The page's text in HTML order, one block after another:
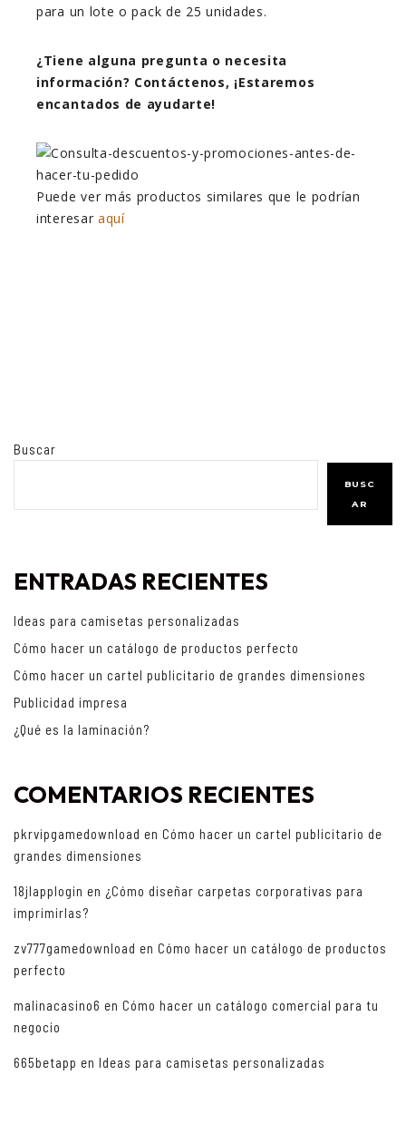
para un lote o pack de 25 unidades.
¿Tiene alguna pregunta o necesita
información? Contáctenos, ¡Estaremos
encantados de ayudarte!
Puede ver más productos similares que le podrían
interesar aquí
Buscar
BUSC
AR
ENTRADAS RECIENTES
Ideas para camisetas personalizadas
Cómo hacer un catálogo de productos perfecto
Cómo hacer un cartel publicitario de grandes dimensiones
Publicidad impresa
¿Qué es la laminación?
COMENTARIOS RECIENTES
pkrvipgamedownload en Cómo hacer un cartel publicitario de
grandes dimensiones
18jlapplogin en ¿Cómo diseñar carpetas corporativas para
imprimirlas?
zv777gamedownload en Cómo hacer un catálogo de productos
perfecto
malinacasino6 en Cómo hacer un catálogo comercial para tu
negocio
665betapp en Ideas para camisetas personalizadas